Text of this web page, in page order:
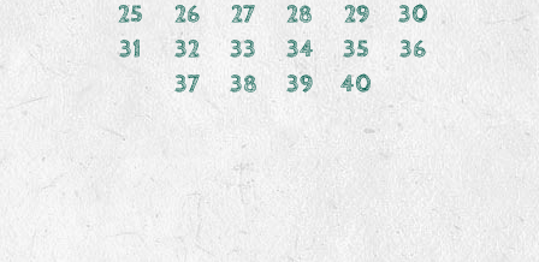
25
26 27 28 29
30
31
32 33 34 35
36
37
38 39 40